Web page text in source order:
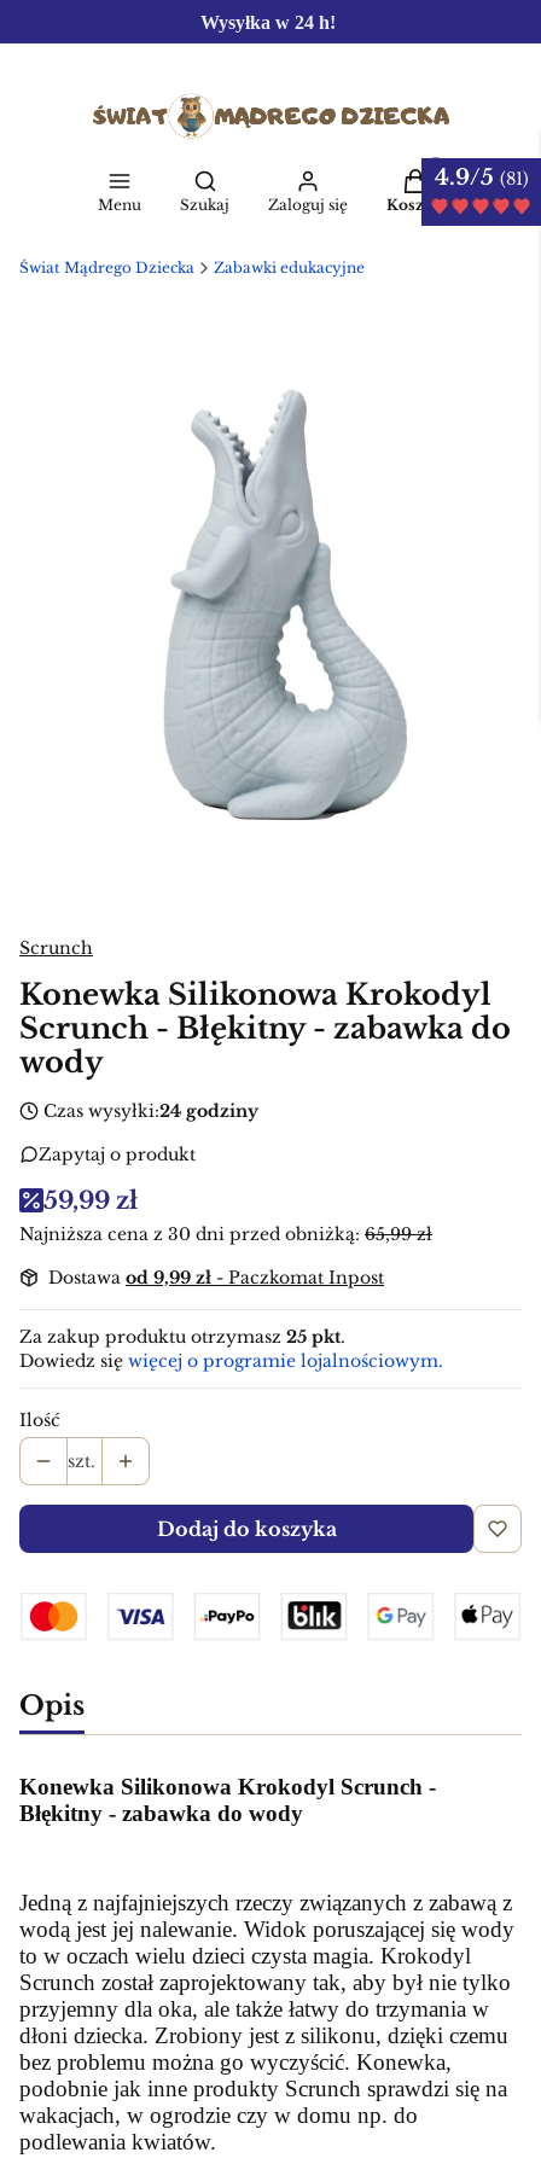
Wysyłka w 24 h!
Menu
Otwórz wyszukiwarkę
Szukaj Zaloguj się
Produkty w
Koszyk
Świat Mądrego Dziecka Zabawki edukacyjne
Scrunch
Konewka Silikonowa Krokodyl
Scrunch - Błękitny - zabawka do
wody
Czas wysyłki:24 godziny
Zapytaj o produkt
59,99 zł
Najniższa cena z 30 dni przed obniżką: 65,99 zł
Dostawa od 9,99 zł - Paczkomat Inpost
Za zakup produktu otrzymasz 25 pkt.
Dowiedz się więcej o programie lojalnościowym.
Ilość
szt.
Dodaj do koszyka
Opis
Konewka Silikonowa Krokodyl Scrunch -
Błękitny - zabawka do wody
Jedną z najfajniejszych rzeczy związanych z zabawą z
wodą jest jej nalewanie. Widok poruszającej się wody
to w oczach wielu dzieci czysta magia. Krokodyl
Scrunch został zaprojektowany tak, aby był nie tylko
przyjemny dla oka, ale także łatwy do trzymania w
dłoni dziecka. Zrobiony jest z silikonu, dzięki czemu
bez problemu można go wyczyścić. Konewka,
podobnie jak inne produkty Scrunch sprawdzi się na
wakacjach, w ogrodzie czy w domu np. do
podlewania kwiatów.
4.9/5 (81)